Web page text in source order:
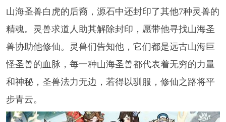
山海圣兽白虎的后裔，源石中还封印了其他7种灵兽的
精魂。灵兽求道人助其解除封印，愿带他寻找山海圣
兽协助他修仙。灵兽们告知他，它们都是远古山海巨
怪圣兽的血脉，每一种山海圣兽都代表着无穷的力量
和神秘，圣兽法力无边，若得以驯服，修仙之路将平
步青云。